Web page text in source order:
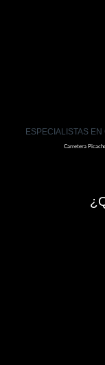
ESPECIALISTAS
Carretera